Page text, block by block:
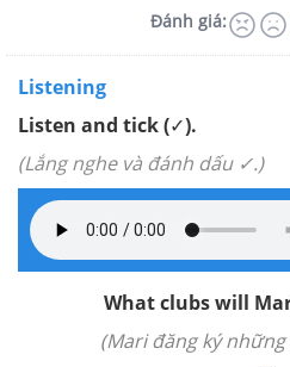
Đánh giá:
Listening
Listen and tick (✓).
(Lắng nghe và đánh dấu ✓.)
What clubs will
(Mari đăng ký